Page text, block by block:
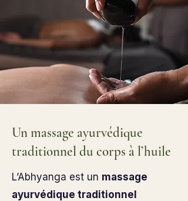
Un massage ayurvédique
traditionnel du corps à l’huile
L’Abhyanga est un massage
ayurvédique traditionnel